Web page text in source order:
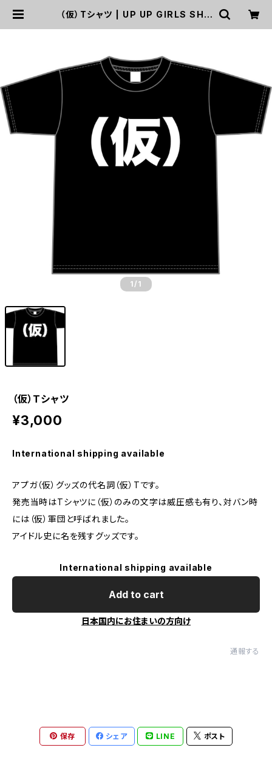
（仮）Tシャツ | UP UP GIRLS SHO
1 /1
（仮）Tシャツ
¥3,000
International shipping available
アプガ（仮）グッズの代名詞（仮）Tです。
発売当時はTシャツに（仮）のみの文字は威圧感も有り、対バン時
には（仮）軍団と呼ばれました。
アイドル史に名を残すグッズです。
International shipping available
Add to cart
日本国内にお住まいの方向け
通報する
保存 シェア LINE ポスト